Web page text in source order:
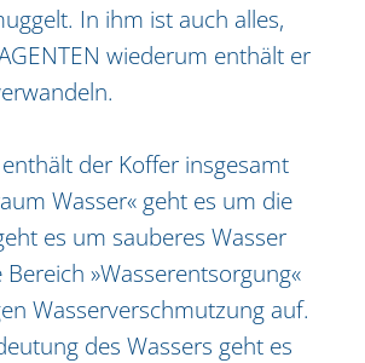
In ihm ist auch alles,
wiederum enthält er
der Koffer insgesamt
Wasser« geht es um die
es um sauberes Wasser
»Wasserentsorgung«
Wasserverschmutzung auf.
des Wassers geht es